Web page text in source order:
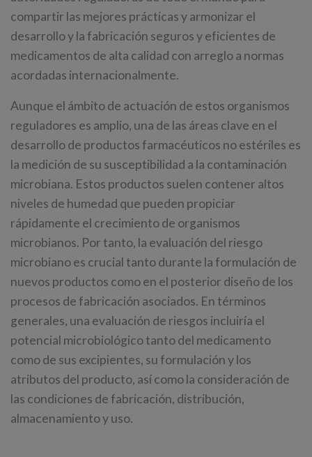
compartir las mejores prácticas y armonizar el
desarrollo y la fabricación seguros y eficientes de
medicamentos de alta calidad con arreglo a normas
acordadas internacionalmente.
Aunque el ámbito de actuación de estos organismos
reguladores es amplio, una de las áreas clave en el
desarrollo de productos farmacéuticos no estériles es
la medición de su susceptibilidad a la contaminación
microbiana. Estos productos suelen contener altos
niveles de humedad que pueden propiciar
rápidamente el crecimiento de organismos
microbianos. Por tanto, la evaluación del riesgo
microbiano es crucial tanto durante la formulación de
nuevos productos como en el posterior diseño de los
procesos de fabricación asociados. En términos
generales, una evaluación de riesgos incluiría el
potencial microbiológico tanto del medicamento
como de sus excipientes, su formulación y los
atributos del producto, así como la consideración de
las condiciones de fabricación, distribución,
almacenamiento y uso.